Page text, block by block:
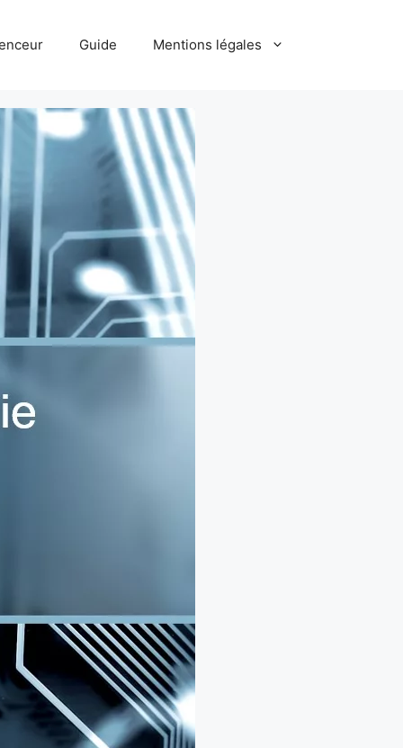
Guide Mentions légales